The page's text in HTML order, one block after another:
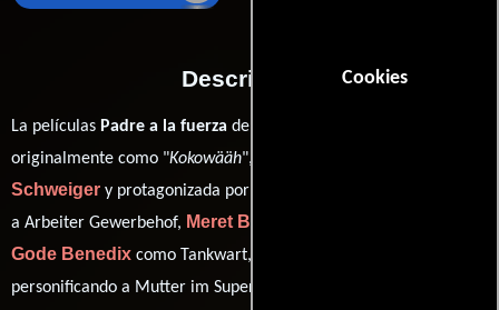
Cookies
Descripción
La películas Padre a la fuerza del año 2011, conocida
originalmente como "Kokowääh", está dirigida por
Schweiger y protagonizada por
a Arbeiter Gewerbehof, Meret Becker
Gode Benedix como Tankwart,
personificando a Mutter im Supermarkt y